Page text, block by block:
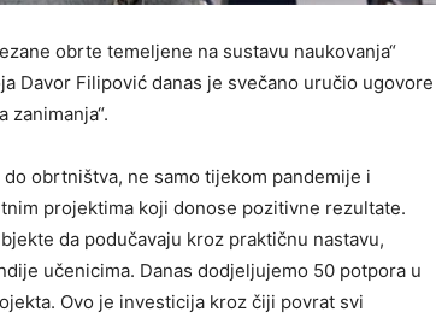
obrte temeljene na sustavu naukovanja“
Davor Filipović danas je svečano uručio ugovore
zanimanja“.
obrtništva, ne samo tijekom pandemije i
projektima koji donose pozitivne rezultate.
da podučavaju kroz praktičnu nastavu,
učenicima. Danas dodjeljujemo 50 potpora u
Ovo je investicija kroz čiji povrat svi